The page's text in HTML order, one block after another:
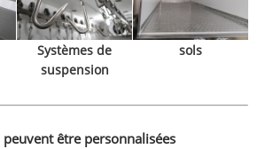
Systèmes de
suspension
sols
peuvent être personnalisées